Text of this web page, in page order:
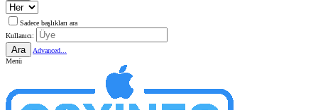
Sadece başlıkları ara
Kullanıcı:
Ara
Advanced...
Menü